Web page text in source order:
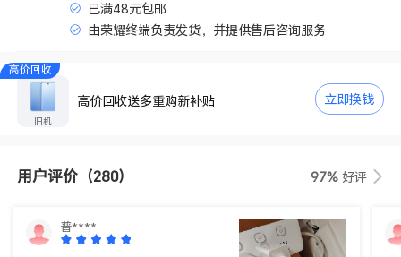
已满48元包邮
由荣耀终端负责发货，并提供售后咨询服务
高价回收
旧机
高价回收送多重购新补贴 立即换钱
用户评价 （280） 97% 好评
普****